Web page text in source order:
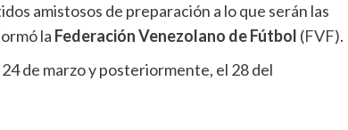
amistosos de preparación a lo que serán las
la Federación Venezolano de Fútbol (FVF).
de marzo y posteriormente, el 28 del